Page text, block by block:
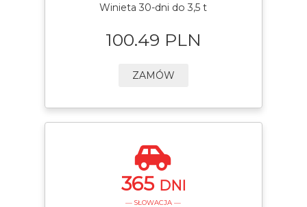
Winieta 30-dni do 3,5 t
100.49 PLN
ZAMÓW
365 DNI
— SŁOWACJA —